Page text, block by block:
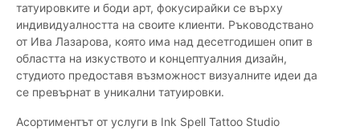
татуировките и боди арт, фокусирайки се върху
индивидуалността на своите клиенти. Ръководствано
от Ива Лазарова, която има над десетгодишен опит в
областта на изкуството и концептуалния дизайн,
студиото предоставя възможност визуалните идеи да
се превърнат в уникални татуировки.
Асортиментът от услуги в Ink Spell Tattoo Studio